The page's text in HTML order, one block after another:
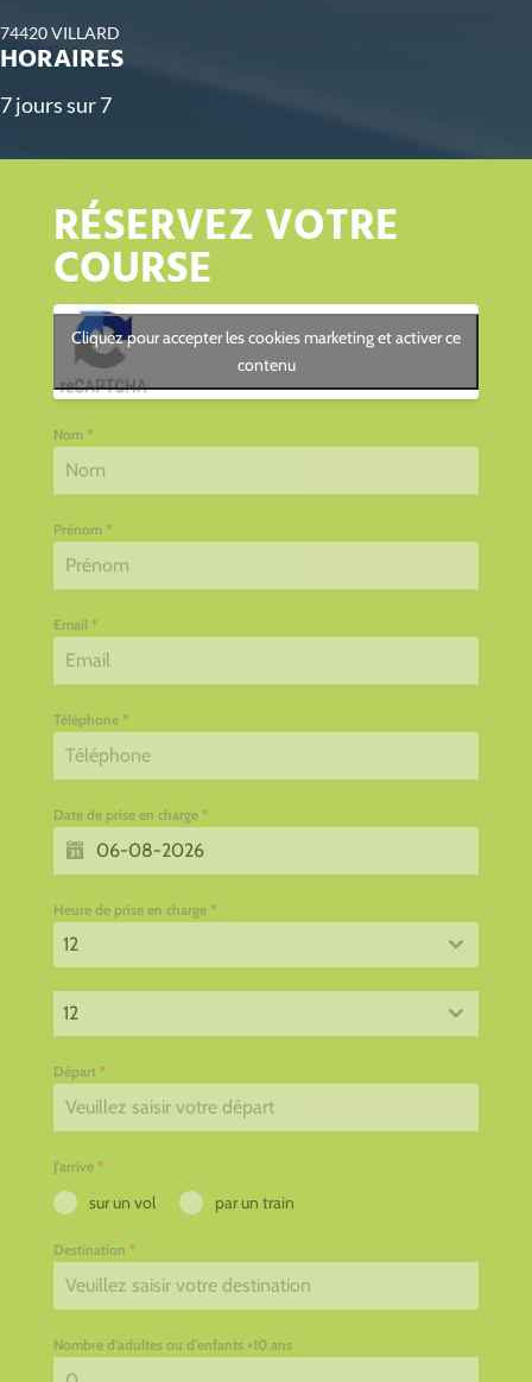
74420 VILLARD
HORAIRES
7 jours sur 7
RÉSERVEZ VOTRE
COURSE
Cliquez pour accepter les cookies marketing et activer ce
contenu
Nom *
Prénom *
Email *
Téléphone *
Date de prise en charge *
Heure de prise en charge *
12
12
Départ *
J'arrive *
sur un vol par un train
Destination *
Nombre d'adultes ou d'enfants +10 ans